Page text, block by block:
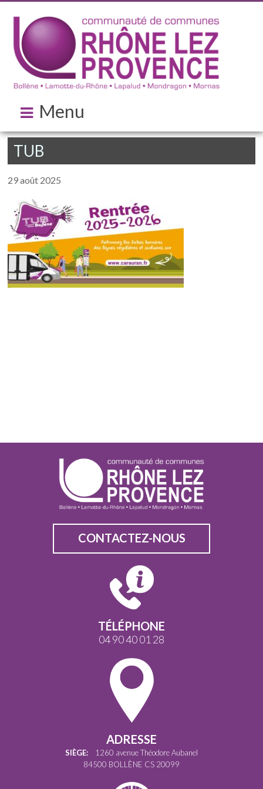
Menu
TUB
29 août 2025
CONTACTEZ-NOUS
TÉLÉPHONE
04 90 40 01 28
ADRESSE
SIÈGE: 1260 avenue Théodore Aubanel
84500 BOLLÈNE CS 20099